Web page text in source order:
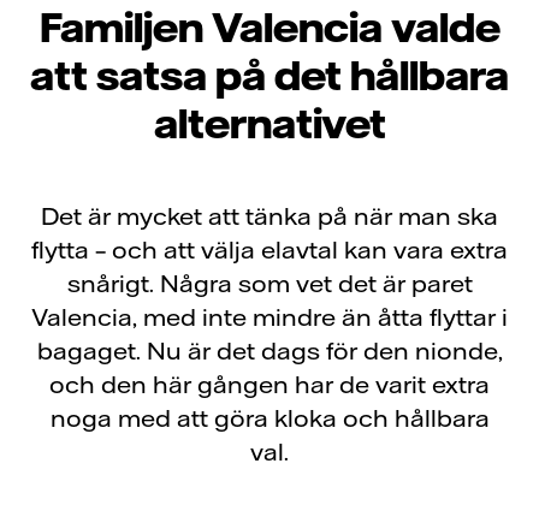
Familjen Valencia valde
att satsa på det hållbara
alternativet
Det är mycket att tänka på när man ska
flytta – och att välja elavtal kan vara extra
snårigt. Några som vet det är paret
Valencia, med inte mindre än åtta flyttar i
bagaget. Nu är det dags för den nionde,
och den här gången har de varit extra
noga med att göra kloka och hållbara
val.